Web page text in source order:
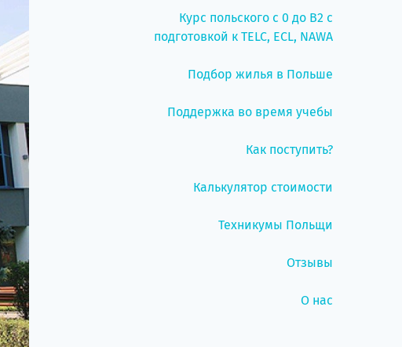
Курс польского с 0 до B2 с
подготовкой к TELC, ECL, NAWA
Подбор жилья в Польше
Поддержка во время учебы
Как поступить?
Калькулятор стоимости
Техникумы Польщи
Отзывы
О нас